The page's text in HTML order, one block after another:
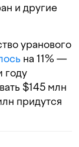
и другие
уранового
на 11% —
году
$145 млн
придутся